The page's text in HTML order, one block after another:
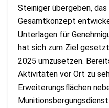
Steiniger übergeben,
Gesamtkonzept
Unterlagen für
hat sich zum Ziel
2025 umzusetzen.
Aktivitäten vor Ort zu
Erweiterungsflächen